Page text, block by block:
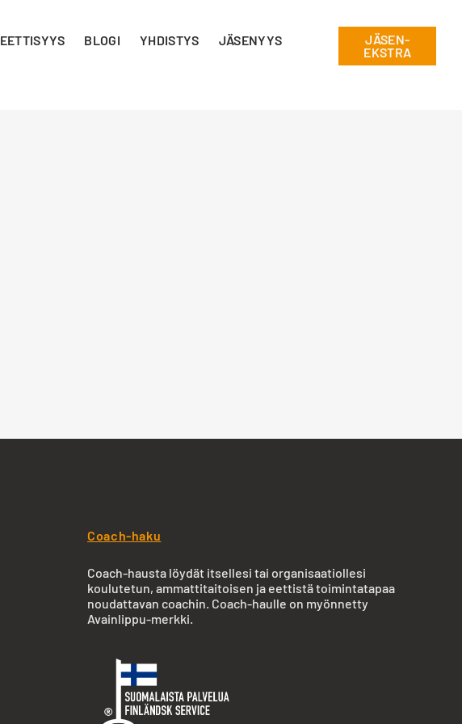
EETTISYYS BLOGI YHDISTYS
JÄSENYYS
JÄSEN-
EKSTRA
Coach-haku
Coach-hausta löydät itsellesi tai organisaatiollesi
koulutetun, ammattitaitoisen ja eettistä toimintatapaa
noudattavan coachin. Coach-haulle on myönnetty
Avainlippu-merkki.